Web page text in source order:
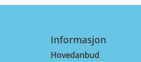
Informasjon
Hovedanbud